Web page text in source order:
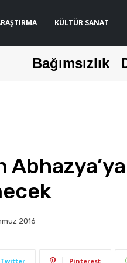
KÜLTÜR SANAT
Bağımsızlık
2016
Twitter Pinterest